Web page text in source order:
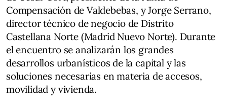
Compensación de Valdebebas, y Jorge Serrano,
director técnico de negocio de Distrito
Castellana Norte (Madrid Nuevo Norte). Durante
el encuentro se analizarán los grandes
desarrollos urbanísticos de la capital y las
soluciones necesarias en materia de accesos,
movilidad y vivienda.